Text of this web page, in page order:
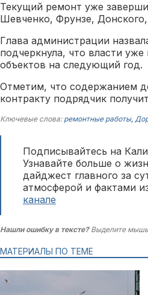
Текущий ремонт уже
Шевченко, Фрунзе,
Глава администрации
подчеркнула, что власти
объектов на следующий год.
Отметим, что содержанием
контракту подрядчик
Ключевые слова: ремонтные работы,
Подписывайтесь на
Узнавайте больше о
дайджест главного за
атмосферой и фактами
канале
Нашли ошибку в тексте?Выделите
МАТЕРИАЛЫ ПО ТЕМЕ